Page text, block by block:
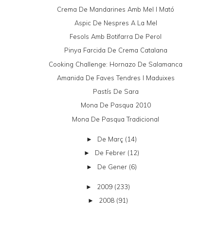
Crema De Mandarines Amb Mel I Mató
Aspic De Nespres A La Mel
Fesols Amb Botifarra De Perol
Pinya Farcida De Crema Catalana
Cooking Challenge: Hornazo De Salamanca
Amanida De Faves Tendres I Maduixes
Pastís De Sara
Mona De Pasqua 2010
Mona De Pasqua Tradicional
► De Març (14)
► De Febrer (12)
► De Gener (6)
► 2009 (233)
► 2008 (91)